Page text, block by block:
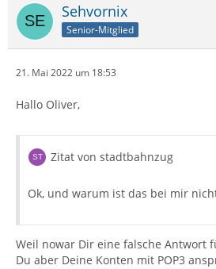
Sehvornix
Senior-Mitglied
21. Mai 2022 um 18:53
Hallo Oliver,
Zitat von stadtbahnzug
Ok, und warum ist das bei mir
Weil nowar Dir eine falsche Antwort
Du aber Deine Konten mit POP3